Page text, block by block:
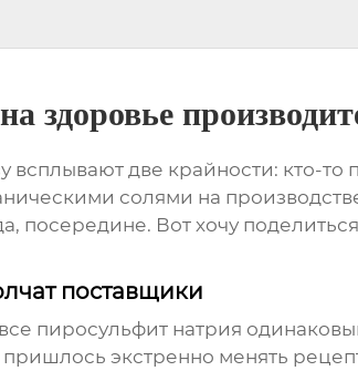
здоровье
две крайности: кто-то
солями на
посередине. Вот хочу
поставщики
пиросульфит натрия
экстренно менять